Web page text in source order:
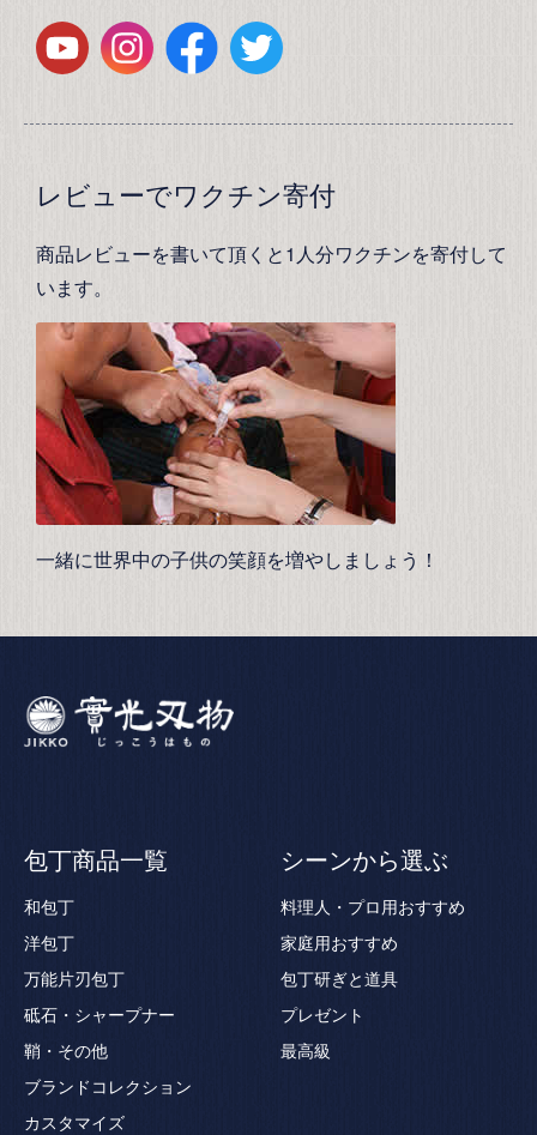
レビューでワクチン寄付
商品レビューを書いて頂くと1人分ワクチンを寄付して
います。
一緒に世界中の子供の笑顔を増やしましょう！
包丁商品一覧
和包丁
洋包丁
万能片刃包丁
砥石・シャープナー
鞘・その他
ブランドコレクション
カスタマイズ
シーンから選ぶ
料理人・プロ用おすすめ
家庭用おすすめ
包丁研ぎと道具
プレゼント
最高級